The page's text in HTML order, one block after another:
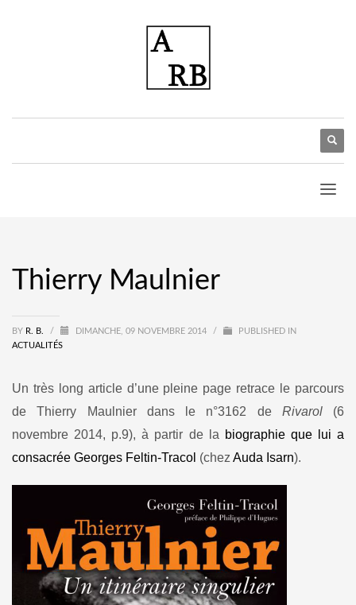
Thierry Maulnier
BY R. B. / DIMANCHE, 09 NOVEMBRE 2014 /
PUBLISHED IN
ACTUALITÉS
Un très long article d’une pleine page retrace le parcours
de Thierry Maulnier dans le n°3162 de Rivarol(6
novembre 2014, p.9), à partir de la biographie que lui a
consacrée Georges Feltin-Tracol (chez Auda Isarn).